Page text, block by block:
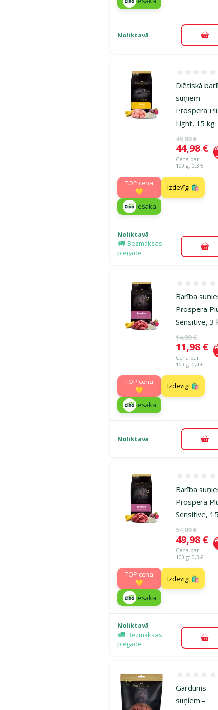
Noliktavā
Diētiskā
suņiem –
Prospera
Light, 15 kg
Oriģinālā
49,99 €
Cena
44,98 €
Cena par
100 g: 0,3 €
TOP cena
💛
Izdevīgi 🛍️
iesaka
Noliktavā
Bezmaksas
piegāde
Barība
Prospera
Sensitive, 3
Oriģinālā
14,99 €
Cena
11,98 €
Cena par
100 g: 0,4 €
TOP cena
💛
Izdevīgi 🛍️
iesaka
Noliktavā
Barība
Prospera
Sensitive,
Oriģinālā
54,99 €
Cena
49,98 €
Cena par
100 g: 0,3 €
TOP cena
💛
Izdevīgi 🛍️
iesaka
Noliktavā
Bezmaksas
piegāde
Gardums
suņiem –